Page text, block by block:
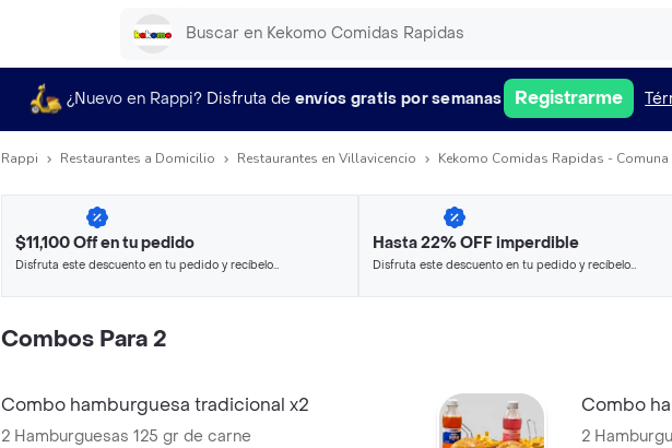
¿Nuevo en Rappi? Disfruta de envíos gratis por semanas Registrarme
Rappi Restaurantes a Domicilio Restaurantes en Villavicencio Kekomo Comidas Rapidas -
$11,100 Off en tu pedido
Disfruta este descuento en tu pedido y recíbelo
Hasta 22% OFF imperdible
Disfruta este descuento en tu pedido y recíbelo
Combos Para 2
Combo hamburguesa tradicional x2
2 Hamburguesas 125 gr de carne
Combo
2